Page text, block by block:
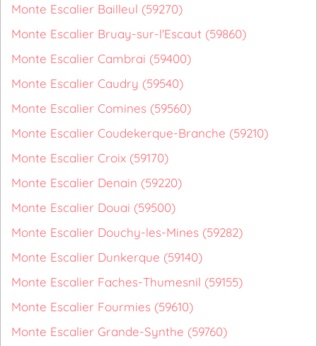
Monte Escalier Bailleul (59270)
Monte Escalier Bruay-sur-l'Escaut (59860)
Monte Escalier Cambrai (59400)
Monte Escalier Caudry (59540)
Monte Escalier Comines (59560)
Monte Escalier Coudekerque-Branche (59210)
Monte Escalier Croix (59170)
Monte Escalier Denain (59220)
Monte Escalier Douai (59500)
Monte Escalier Douchy-les-Mines (59282)
Monte Escalier Dunkerque (59140)
Monte Escalier Faches-Thumesnil (59155)
Monte Escalier Fourmies (59610)
Monte Escalier Grande-Synthe (59760)